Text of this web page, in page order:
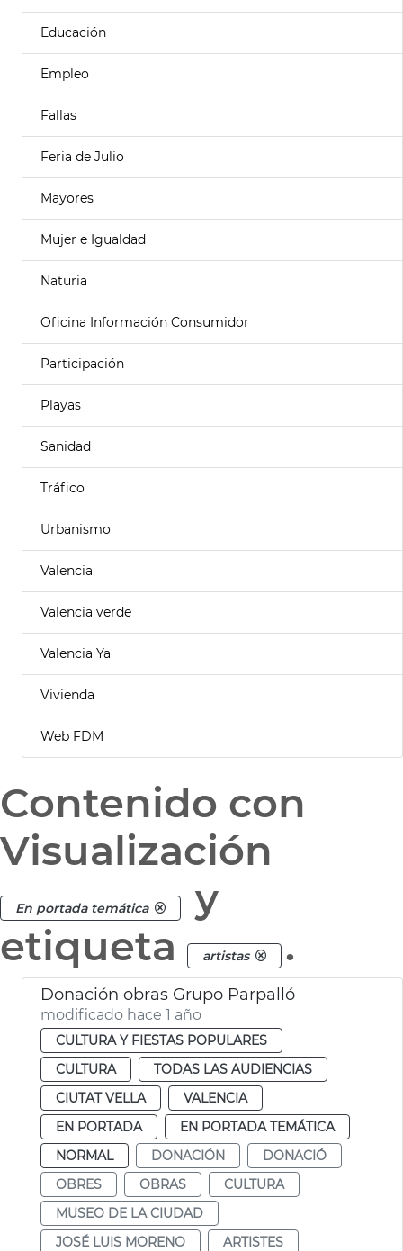
Educación
Empleo
Fallas
Feria de Julio
Mayores
Mujer e Igualdad
Naturia
Oficina Información Consumidor
Participación
Playas
Sanidad
Tráfico
Urbanismo
Valencia
Valencia verde
Valencia Ya
Vivienda
Web FDM
Contenido con
Visualización
En portada temática
y
etiqueta
artistas .
Donación obras Grupo Parpalló
modificado hace 1 año
CULTURA Y FIESTAS POPULARES
CULTURA
TODAS LAS AUDIENCIAS
CIUTAT VELLA
VALENCIA
EN PORTADA
EN PORTADA TEMÁTICA
NORMAL
DONACIÓN
DONACIÓ
OBRES
OBRAS
CULTURA
MUSEO DE LA CIUDAD
JOSÉ LUIS MORENO
ARTISTES